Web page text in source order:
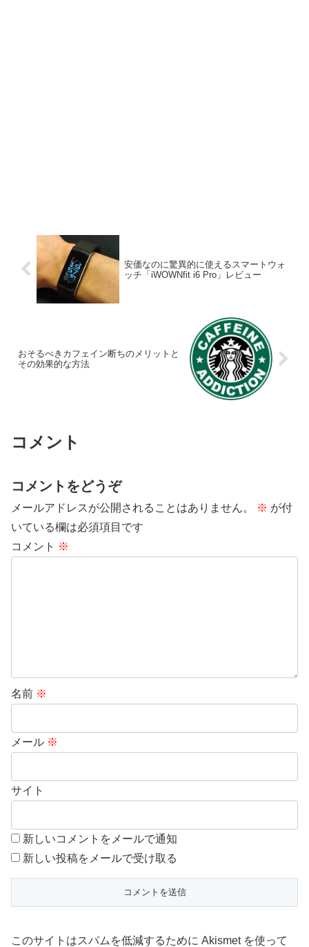
安価なのに驚異的に使えるスマートウォ
ッチ「iWOWNfit i6 Pro」レビュー
おそるべきカフェイン断ちのメリットと
その効果的な方法
コメント
コメントをどうぞ
メールアドレスが公開されることはありません。 ※ が付
いている欄は必須項目です
コメント ※
名前 ※
メール ※
サイト
新しいコメントをメールで通知
新しい投稿をメールで受け取る
このサイトはスパムを低減するために Akismet を使って